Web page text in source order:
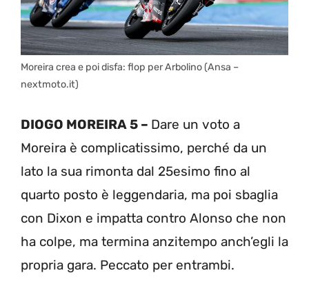
Moreira crea e poi disfa: flop per Arbolino (Ansa –
nextmoto.it)
DIOGO MOREIRA 5 – Dare un voto a
Moreira è complicatissimo, perché da un
lato la sua rimonta dal 25esimo fino al
quarto posto è leggendaria, ma poi sbaglia
con Dixon e impatta contro Alonso che non
ha colpe, ma termina anzitempo anch’egli la
propria gara. Peccato per entrambi.